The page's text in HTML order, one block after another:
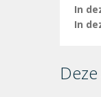
In
In